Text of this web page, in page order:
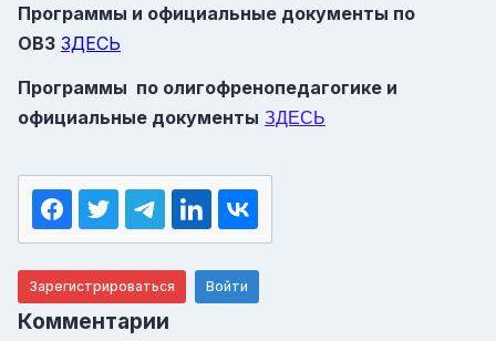
Программы и официальные документы по
ОВЗ ЗДЕСЬ
Программы по олигофренопедагогике и
официальные документы ЗДЕСЬ
Зарегистрироваться Войти
Комментарии